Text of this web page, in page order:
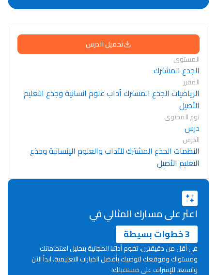
Lycée Maroc
تحميل الدرس
المستوى
الجدع المشترك
المقرر
الرياضيات الجذع المشترك آداب علوم انسانية وجذع التعليم
الأصيل
نوع المحتوى
درس
الدرس
النظمات الجذع المشترك للآداب والعلوم الإنسانية وجذع
التعليم الأصيل
اعثر على مسارك المثالي في
3 خطوات بسيطة
في أقل من دقيقتين، تقوم أداتنا المجانية بتحليل اهتماماتك
ومستواك وموقعك لتوصيك بأفضل الخيارات التعليمية. ابدأ الآن
واستعد للإشراف على مستقبلك!